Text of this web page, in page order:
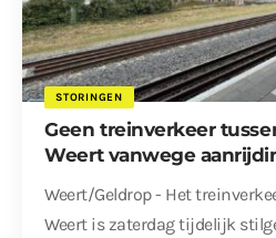
STORINGEN
Geen treinverkeer
Weert vanwege
Weert/Geldrop - Het
Weert is zaterdag tijdelijk